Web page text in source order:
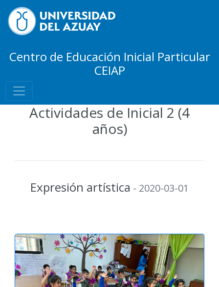
Centro de Educación Inicial Particular
CEIAP
Actividades de Inicial 2 (4
años)
Expresión artística - 2020-03-01